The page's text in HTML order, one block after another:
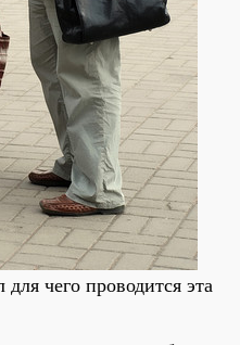
чего проводится эта